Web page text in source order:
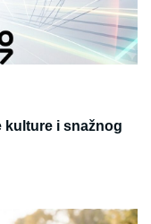
kulture i snažnog